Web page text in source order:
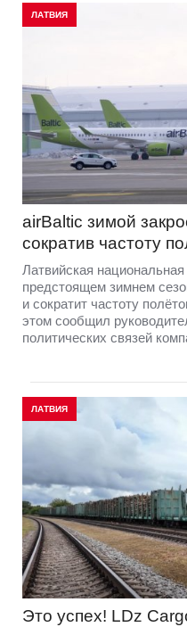
ЛАТВИЯ
airBaltic зимой
сократив частоту
Латвийская
предстоящем зимнем
и сократит частоту
этом сообщил
политических связей
ЛАТВИЯ
Это успех! LDz